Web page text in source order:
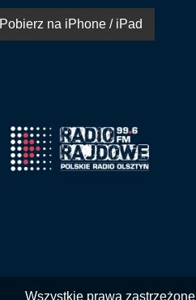
Pobierz na iPhone / iPad
Wszystkie prawa zastrzeżone